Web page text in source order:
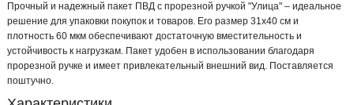
Прочный и надежный пакет ПВД с прорезной ручкой "Улица" – идеальное
решение для упаковки покупок и товаров. Его размер 31x40 см и
плотность 60 мкм обеспечивают достаточную вместительность и
устойчивость к нагрузкам. Пакет удобен в использовании благодаря
прорезной ручке и имеет привлекательный внешний вид. Поставляется
поштучно.